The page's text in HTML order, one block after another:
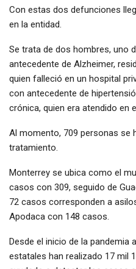
Con estas dos defunciones
en la entidad.
Se trata de dos hombres, uno
antecedente de Alzheimer,
quien falleció en un hospital
con antecedente de
crónica, quien era atendido en
Al momento, 709 personas se
tratamiento.
Monterrey se ubica como el
casos con 309, seguido de
72 casos corresponden a
Apodaca con 148 casos.
Desde el inicio de la pandemia
estatales han realizado 17 mil